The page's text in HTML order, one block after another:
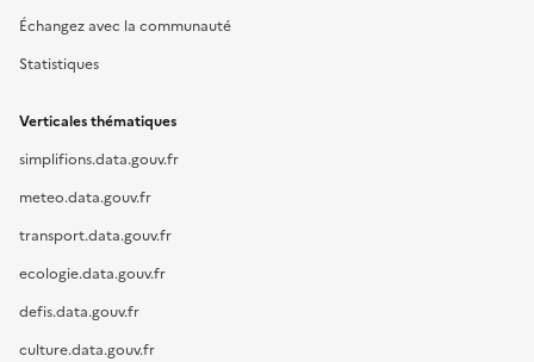
Échangez avec la communauté
Statistiques
Verticales thématiques
simplifions.data.gouv.fr
meteo.data.gouv.fr
transport.data.gouv.fr
ecologie.data.gouv.fr
defis.data.gouv.fr
culture.data.gouv.fr